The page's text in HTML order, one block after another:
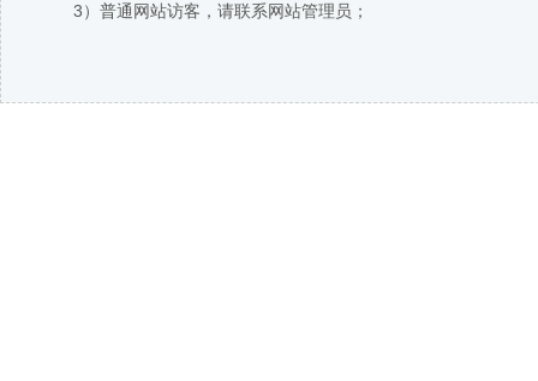
3）普通网站访客，请联系网站管理员；